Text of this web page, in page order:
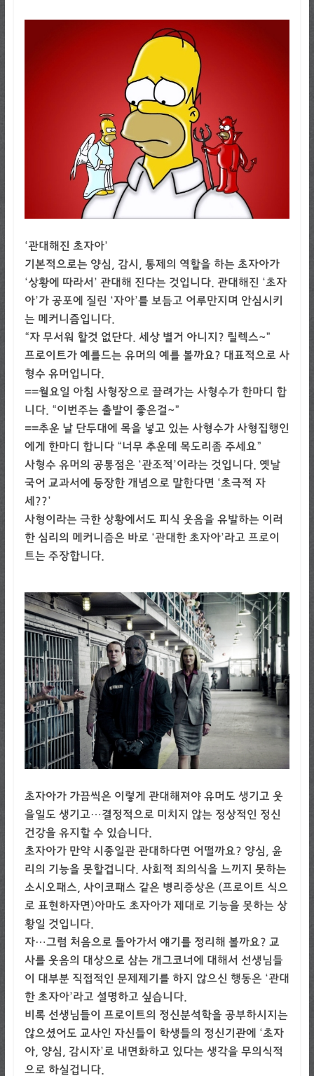
‘관대해진 초자아’
기본적으로는 양심, 감시, 통제의 역할을 하는 초자아가
‘상황에 따라서’ 관대해 진다는 것입니다. 관대해진 ‘초자
아’가 공포에 질린 ‘자아’를 보듬고 어루만지며 안심시키
는 메커니즘입니다.
“자 무서워 할것 없단다. 세상 별거 아니지? 릴렉스~”
프로이트가 예를드는 유머의 예를 볼까요? 대표적으로 사
형수 유머입니다.
==월요일 아침 사형장으로 끌려가는 사형수가 한마디 합
니다. “이번주는 출발이 좋은걸~”
==추운 날 단두대에 목을 넣고 있는 사형수가 사형집행인
에게 한마디 합니다 “너무 추운데 목도리좀 주세요”
사형수 유머의 공통점은 ‘관조적’이라는 것입니다. 옛날
국어 교과서에 등장한 개념으로 말한다면 ‘초극적 자
세??’
사형이라는 극한 상황에서도 피식 웃음을 유발하는 이러
한 심리의 메커니즘은 바로 ‘관대한 초자아’라고 프로이
트는 주장합니다.
초자아가 가끔씩은 이렇게 관대해져야 유머도 생기고 웃
을일도 생기고…결정적으로 미치지 않는 정상적인 정신
건강을 유지할 수 있습니다.
초자아가 만약 시종일관 관대하다면 어떨까요? 양심, 윤
리의 기능을 못할겁니다. 사회적 죄의식을 느끼지 못하는
소시오패스, 사이코패스 같은 병리증상은 (프로이트 식으
로 표현하자면)아마도 초자아가 제대로 기능을 못하는 상
황일 것입니다.
자…그럼 처음으로 돌아가서 얘기를 정리해 볼까요? 교
사를 웃음의 대상으로 삼는 개그코너에 대해서 선생님들
이 대부분 직접적인 문제제기를 하지 않으신 행동은 ‘관대
한 초자아’라고 설명하고 싶습니다.
비록 선생님들이 프로이트의 정신분석학을 공부하시지는
않으셨어도 교사인 자신들이 학생들의 정신기관에 ‘초자
아, 양심, 감시자’로 내면화하고 있다는 생각을 무의식적
으로 하실겁니다.